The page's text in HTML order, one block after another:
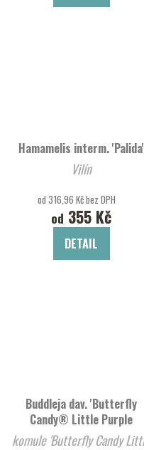
Hamamelis interm. 'Palida'
Vilín
od 316,96 Kč bez DPH
od 355 Kč
DETAIL
Buddleja dav. 'Butterfly
Candy® Little Purple
komule 'Butterfly Candy Little